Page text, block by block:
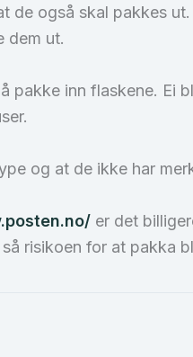
de også skal pakkes
dem ut.
pakke inn flaskene. Ei
og at de ikke har
er det
risikoen for at pakka